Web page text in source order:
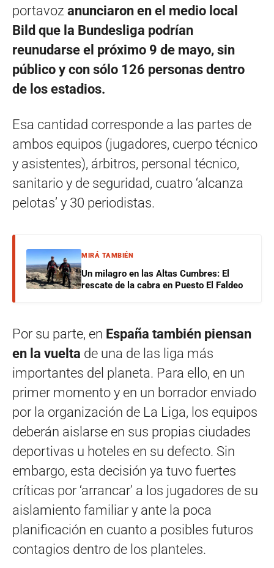
portavoz anunciaron en el medio local
Bild que la Bundesliga podrían
reunudarse el próximo 9 de mayo, sin
público y con sólo 126 personas dentro
de los estadios.
Esa cantidad corresponde a las partes de
ambos equipos (jugadores, cuerpo técnico
y asistentes), árbitros, personal técnico,
sanitario y de seguridad, cuatro ‘alcanza
pelotas’ y 30 periodistas.
MIRÁ TAMBIÉN
Un milagro en las Altas Cumbres: El
rescate de la cabra en Puesto El Faldeo
Por su parte, en España también piensan
en la vuelta de una de las liga más
importantes del planeta. Para ello, en un
primer momento y en un borrador enviado
por la organización de La Liga, los equipos
deberán aislarse en sus propias ciudades
deportivas u hoteles en su defecto. Sin
embargo, esta decisión ya tuvo fuertes
críticas por ‘arrancar’ a los jugadores de su
aislamiento familiar y ante la poca
planificación en cuanto a posibles futuros
contagios dentro de los planteles.